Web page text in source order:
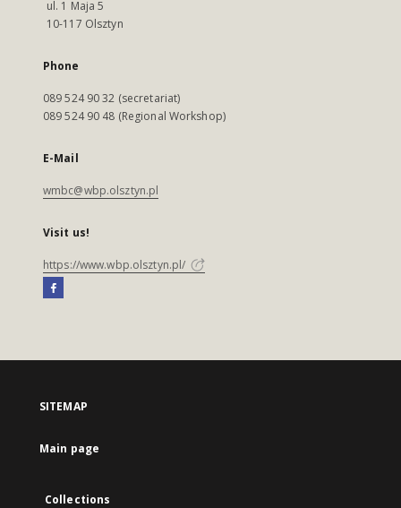
ul. 1 Maja 5
10-117 Olsztyn
Phone
089 524 90 32 (secretariat)
089 524 90 48 (Regional Workshop)
E-Mail
wmbc@wbp.olsztyn.pl
Visit us!
https://www.wbp.olsztyn.pl/
SITEMAP
Main page
Collections